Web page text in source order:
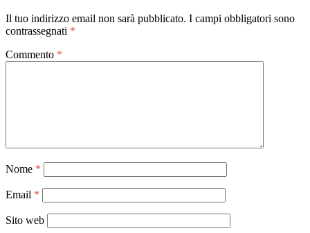
Il tuo indirizzo email non sarà pubblicato. I campi obbligatori sono
contrassegnati *
Commento *
Nome *
Email *
Sito web